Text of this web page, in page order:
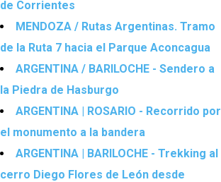
de Corrientes
MENDOZA / Rutas Argentinas. Tramo
de la Ruta 7 hacia el Parque Aconcagua
ARGENTINA / BARILOCHE - Sendero a
la Piedra de Hasburgo
ARGENTINA | ROSARIO - Recorrido por
el monumento a la bandera
ARGENTINA | BARILOCHE - Trekking al
cerro Diego Flores de León desde